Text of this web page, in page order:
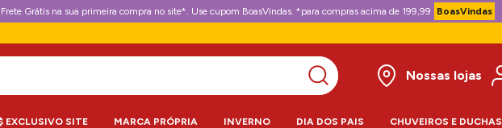
Grátis na sua primeira compra no site*. Use cupom BoasVindas. *para compras acima de 199,99 BoasVindas
Nossas lojas
EXCLUSIVO SITE MARCA PRÓPRIA INVERNO DIA DOS PAIS CHUVEIROS E DUCHAS